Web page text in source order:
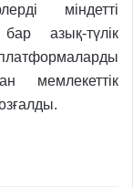
міндетті
азық-түлік
мемлекеттік